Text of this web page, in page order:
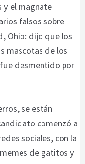
y el magnate
falsos sobre
Ohio: dijo que los
mascotas de los
desmentido por
se están
comenzó a
sociales, con la
de gatitos y